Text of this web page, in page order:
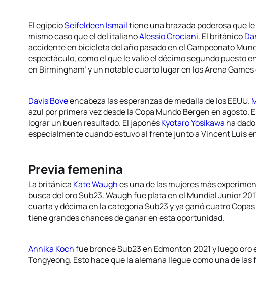
El egipcioSeifeldeen Ismailtiene una brazada poderosa que
mismo caso que el del italianoAlessio Crociani. El británico
accidente en bicicleta del año pasado en el Campeonato
espectáculo, como el que le valió el décimo segundo puesto
en Birmingham’ y un notable cuarto lugar en los Arena
Davis Boveencabeza las esperanzas de medalla de los EEUU.
azul por primera vez desde la Copa Mundo Bergen en agosto.
lograr un buen resultado. El japonésKyotaro Yosikawa ha
especialmente cuando estuvo al frente junto a Vincent Luis
Previa femenina
La británica Kate Waughes una de las mujeres más
busca del oro Sub23. Waugh fue plata en el Mundial Junior
cuarta y décima en la categoría Sub23 y ya ganó cuatro
tiene grandes chances de ganar en esta oportunidad.
Annika Kochfue bronce Sub23 en Edmonton 2021 y luego
Tongyeong. Esto hace que la alemana llegue como una de las